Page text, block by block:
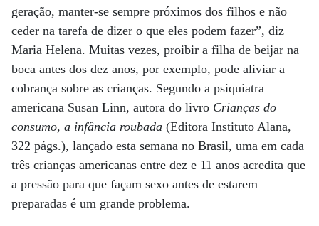
geração, manter-se sempre próximos dos filhos e não
ceder na tarefa de dizer o que eles podem fazer”, diz
Maria Helena. Muitas vezes, proibir a filha de beijar na
boca antes dos dez anos, por exemplo, pode aliviar a
cobrança sobre as crianças. Segundo a psiquiatra
americana Susan Linn, autora do livro Crianças do
consumo, a infância roubada (Editora Instituto Alana,
322 págs.), lançado esta semana no Brasil, uma em cada
três crianças americanas entre dez e 11 anos acredita que
a pressão para que façam sexo antes de estarem
preparadas é um grande problema.